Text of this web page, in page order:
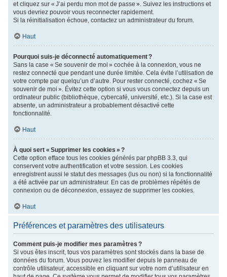
et cliquez sur « J’ai perdu mon mot de passe ». Suivez les instructions et
vous devriez pouvoir vous reconnecter rapidement.
Si la réinitialisation échoue, contactez un administrateur du forum.
Haut
Pourquoi suis-je déconnecté automatiquement ?
Sans la case « Se souvenir de moi » cochée à la connexion, vous ne
restez connecté que pendant une durée limitée. Cela évite l’utilisation de
votre compte par quelqu’un d’autre. Pour rester connecté, cochez « Se
souvenir de moi ». Évitez cette option si vous vous connectez depuis un
ordinateur public (bibliothèque, cybercafé, université, etc.). Si la case est
absente, un administrateur a probablement désactivé cette
fonctionnalité.
Haut
À quoi sert « Supprimer les cookies » ?
Cette option efface tous les cookies générés par phpBB 3.3, qui
conservent votre authentification et votre session. Les cookies
enregistrent aussi le statut des messages (lus ou non) si la fonctionnalité
a été activée par un administrateur. En cas de problèmes répétés de
connexion ou de déconnexion, essayez de supprimer les cookies.
Haut
Préférences et paramètres des utilisateurs
Comment puis-je modifier mes paramètres ?
Si vous êtes inscrit, tous vos paramètres sont stockés dans la base de
données du forum. Vous pouvez les modifier depuis le panneau de
contrôle utilisateur, accessible en cliquant sur votre nom d’utilisateur en